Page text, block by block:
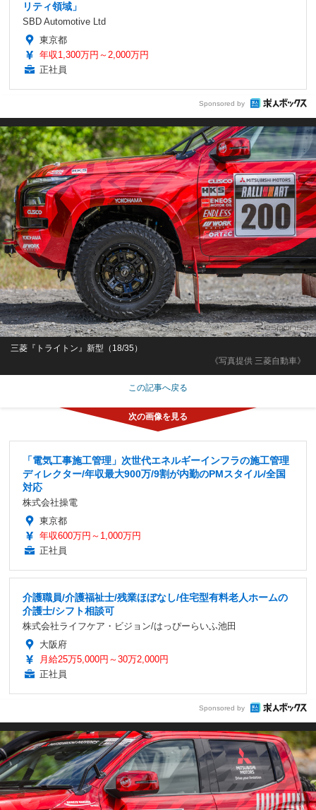
リティ領域」
SBD Automotive Ltd
東京都
年収1,300万円～2,000万円
正社員
Sponsored by
《写真提供 三菱自動車》
三菱『トライトン』新型（18/35）
この記事へ戻る
「電気工事施工管理」次世代エネルギーインフラの施工管理
ディレクター/年収最大900万/9割が内勤のPMスタイル/全国
対応
株式会社操電
東京都
年収600万円～1,000万円
正社員
介護職員/介護福祉士/残業ほぼなし/住宅型有料老人ホームの
介護士/シフト相談可
株式会社ライフケア・ビジョン/はっぴーらいふ池田
大阪府
月給25万5,000円～30万2,000円
正社員
Sponsored by